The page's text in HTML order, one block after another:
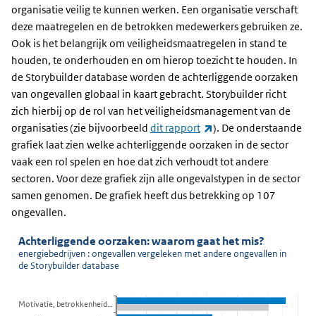
organisatie veilig te kunnen werken. Een organisatie verschaft
deze maatregelen en de betrokken medewerkers gebruiken ze.
Ook is het belangrijk om veiligheidsmaatregelen in stand te
houden, te onderhouden en om hierop toezicht te houden. In
de Storybuilder database worden de achterliggende oorzaken
van ongevallen globaal in kaart gebracht. Storybuilder richt
zich hierbij op de rol van het veiligheidsmanagement van de
organisaties (zie bijvoorbeeld dit rapport (externe link)
). De onderstaande
grafiek laat zien welke achterliggende oorzaken in de sector
vaak een rol spelen en hoe dat zich verhoudt tot andere
sectoren. Voor deze grafiek zijn alle ongevalstypen in de sector
samen genomen. De grafiek heeft dus betrekking op 107
ongevallen.